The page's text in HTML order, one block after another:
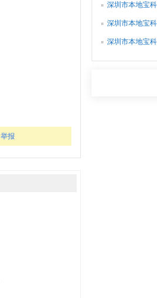
举报
深圳市本地宝
深圳市本地宝
深圳市本地宝